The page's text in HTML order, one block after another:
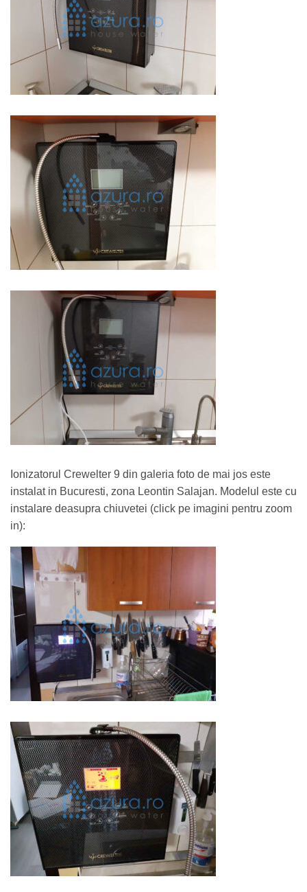
Ionizatorul Crewelter 9 din galeria foto de mai jos este
instalat in Bucuresti, zona Leontin Salajan. Modelul este cu
instalare deasupra chiuvetei (click pe imagini pentru zoom
in):